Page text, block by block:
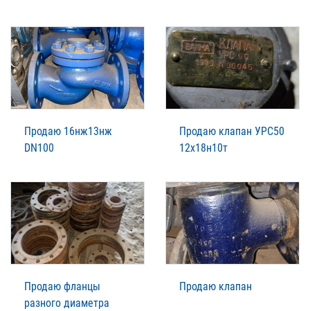
Продаю 16нж13нж
DN100
Продаю клапан УРС50
12х18н10т
Продаю фланцы
разного диаметра
Продаю клапан